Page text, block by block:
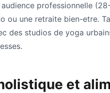
professionnelle
ou une retraite bien-etre.
des studios de yoga
et